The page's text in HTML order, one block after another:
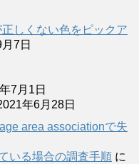
しくない色をピックア
7日
7月1日
年6月28日
area associationで失
いる場合の調査手順 に